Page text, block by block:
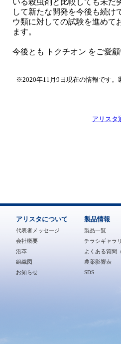
いる殺虫剤と比較しても未だ
して新たな開発を今後も続け
ウ類に対しての試験を進めて
ます。
今後とも トクチオン をご愛
※2020年11月9日現在の情報です。
アリスタ
アリスタについて
代表者メッセージ
会社概要
沿革
組織図
お知らせ
製品情報
製品一覧
チラシギャラ
よくある質問
農薬影響表
SDS